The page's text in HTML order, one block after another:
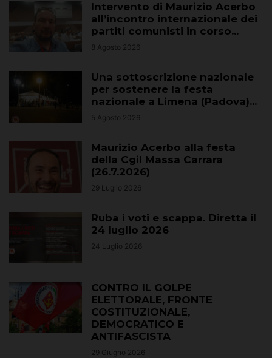
Intervento di Maurizio Acerbo
all’incontro internazionale dei
partiti comunisti in corso...
8 Agosto 2026
Una sottoscrizione nazionale
per sostenere la festa
nazionale a Limena (Padova)...
5 Agosto 2026
Maurizio Acerbo alla festa
della Cgil Massa Carrara
(26.7.2026)
29 Luglio 2026
Ruba i voti e scappa. Diretta il
24 luglio 2026
24 Luglio 2026
CONTRO IL GOLPE
ELETTORALE, FRONTE
COSTITUZIONALE,
DEMOCRATICO E
ANTIFASCISTA
29 Giugno 2026